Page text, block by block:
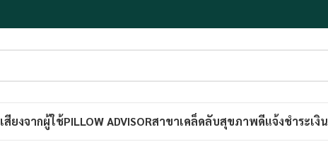
เสียงจากผู้ใช้PILLOW ADVISORสาขาเคล็ดลับสุขภาพดีแจ้งชำระเงิน